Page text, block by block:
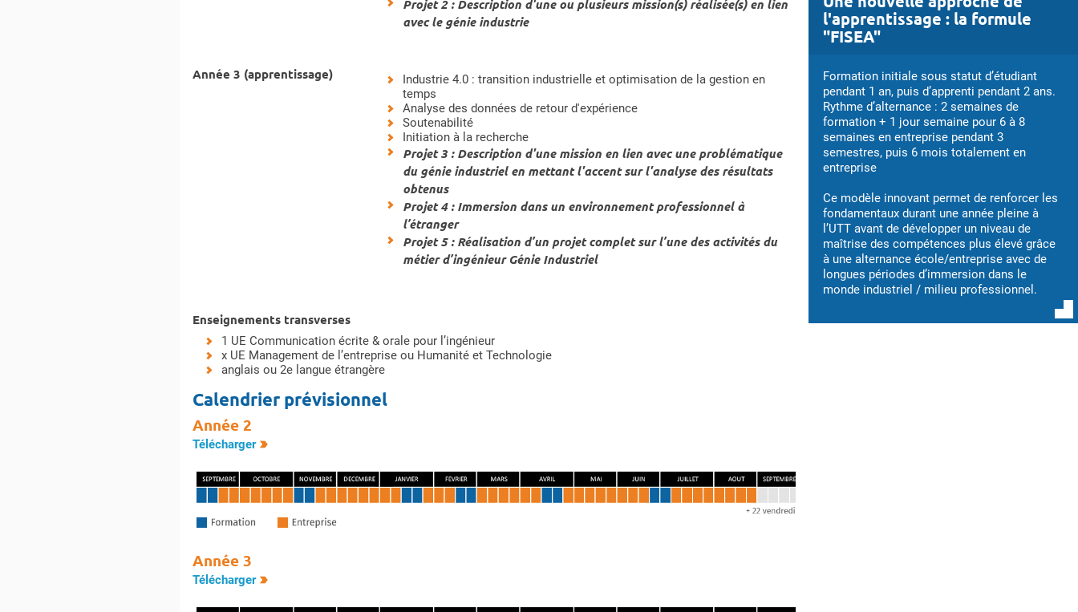
Projet 2 : Description d'une ou plusieurs mission(s) réalisée(s) en lien
avec le génie industrie
Année 3 (apprentissage)
Industrie 4.0 : transition industrielle et optimisation de la gestion en
temps
Analyse des données de retour d'expérience
Soutenabilité
Initiation à la recherche
Projet 3 : Description d'une mission en lien avec une problématique
du génie industriel en mettant l'accent sur l'analyse des résultats
obtenus
Projet 4 : Immersion dans un environnement professionnel à
l’étranger
Projet 5 : Réalisation d’un projet complet sur l’une des activités du
métier d’ingénieur Génie Industriel
Enseignements transverses
1 UE Communication écrite & orale pour l’ingénieur
x UE Management de l’entreprise ou Humanité et Technologie
anglais ou 2e langue étrangère
Calendrier prévisionnel
Année 2
Télécharger
Année 3
Télécharger
l'apprentissage : la formule
"FISEA"
Formation initiale sous statut d’étudiant
pendant 1 an, puis d’apprenti pendant 2 ans.
Rythme d’alternance : 2 semaines de
formation + 1 jour semaine pour 6 à 8
semaines en entreprise pendant 3
semestres, puis 6 mois totalement en
entreprise
Ce modèle innovant permet de renforcer les
fondamentaux durant une année pleine à
l’UTT avant de développer un niveau de
maîtrise des compétences plus élevé grâce
à une alternance école/entreprise avec de
longues périodes d’immersion dans le
monde industriel / milieu professionnel.